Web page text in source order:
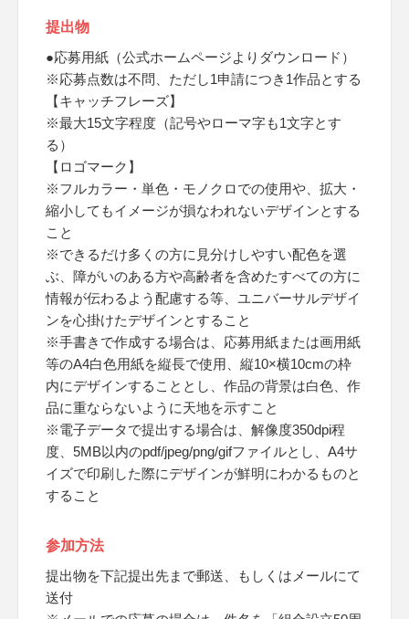
提出物
●応募用紙（公式ホームページよりダウンロード）
※応募点数は不問、ただし1申請につき1作品とする
【キャッチフレーズ】
※最大15文字程度（記号やローマ字も1文字とす
る）
【ロゴマーク】
※フルカラー・単色・モノクロでの使用や、拡大・
縮小してもイメージが損なわれないデザインとする
こと
※できるだけ多くの方に見分けしやすい配色を選
ぶ、障がいのある方や高齢者を含めたすべての方に
情報が伝わるよう配慮する等、ユニバーサルデザイ
ンを心掛けたデザインとすること
※手書きで作成する場合は、応募用紙または画用紙
等のA4白色用紙を縦長で使用、縦10×横10cmの枠
内にデザインすることとし、作品の背景は白色、作
品に重ならないように天地を示すこと
※電子データで提出する場合は、解像度350dpi程
度、5MB以内のpdf/jpeg/png/gifファイルとし、A4サ
イズで印刷した際にデザインが鮮明にわかるものと
すること
参加方法
提出物を下記提出先まで郵送、もしくはメールにて
送付